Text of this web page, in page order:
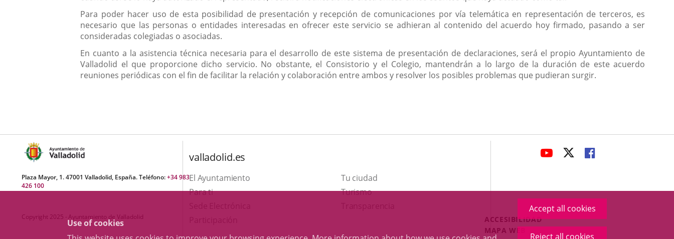
Use of cookies
Accept all cookies
Reject all cookies
Para poder hacer uso de esta posibilidad de presentación y recepción de comunicaciones por vía telemática en representación de terceros, es
necesario que las personas o entidades interesadas en ofrecer este servicio se adhieran al contenido del acuerdo hoy firmado, pasando a ser
consideradas colegiadas o asociadas.
En cuanto a la asistencia técnica necesaria para el desarrollo de este sistema de presentación de declaraciones, será el propio Ayuntamiento de
Valladolid el que proporcione dicho servicio. No obstante, el Consistorio y el Colegio, mantendrán a lo largo de la duración de este acuerdo
reuniones periódicas con el fin de facilitar la relación y colaboración entre ambos y resolver los posibles problemas que pudieran surgir.
Plaza Mayor, 1. 47001 Valladolid, España. Teléfono:+34 983
426 100
Copyright 2025 - Ayuntamiento de Valladolid
valladolid.es
El Ayuntamiento
Tu ciudad
Para ti
TurismoThis
open
external
LINK
APPLICATION.
LINK
APPLICATION.
LINK
APPLICATION.
Menú
Legal
ACCESIBILIDAD
MAPA WEB